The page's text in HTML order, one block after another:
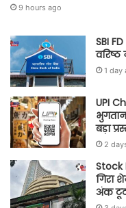
9 hours ago
SBI
वरिष्ठ
1 day
UPI
बड़ा
2
Stock
गिरा
अंक